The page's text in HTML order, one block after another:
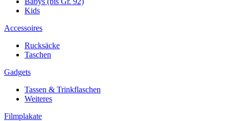
Kids
Accessoires
Rucksäcke
Taschen
Gadgets
Tassen & Trinkflaschen
Weiteres
Filmplakate